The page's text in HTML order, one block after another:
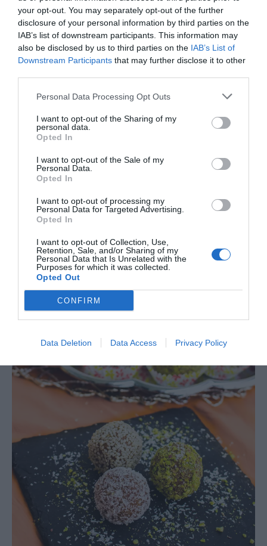
your opt-out. You may separately opt-out of the further
disclosure of your personal information by third parties on the
IAB’s list of downstream participants. This information may
also be disclosed by us to third parties on the IAB’s List of
Downstream Participants that may further disclose it to other
Personal Data Processing Opt Outs
I want to opt-out of the Sharing of my
personal data.
Opted In
I want to opt-out of the Sale of my
Personal Data.
Opted In
I want to opt-out of processing my
Personal Data for Targeted Advertising.
Opted In
I want to opt-out of Collection, Use,
Retention, Sale, and/or Sharing of my
Personal Data that Is Unrelated with the
Purposes for which it was collected.
Opted Out
CONFIRM
Data Deletion Data Access Privacy Policy